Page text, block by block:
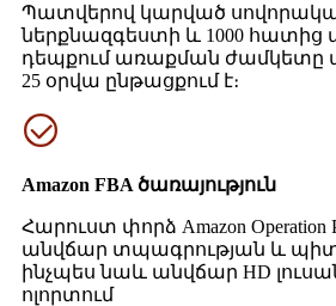
Պատվերով կարված
ներքնազգեստի և 1000
դեպքում առաքման ժամկետը
25 օրվա ընթացքում է։
Amazon FBA ծառայություն
Հարուստ փորձ Amazon Operation
անվճար տպագրության և
ինչպես նաև անվճար HD
ոլորտում